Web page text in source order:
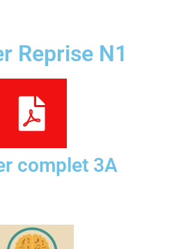
Reprise N1
complet 3A